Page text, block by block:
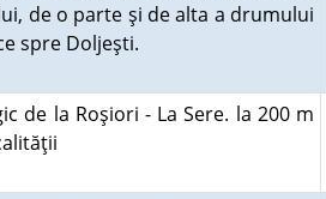
de o parte şi de alta a drumului
spre Doljeşti.
de la Roşiori - La Sere. la 200 m